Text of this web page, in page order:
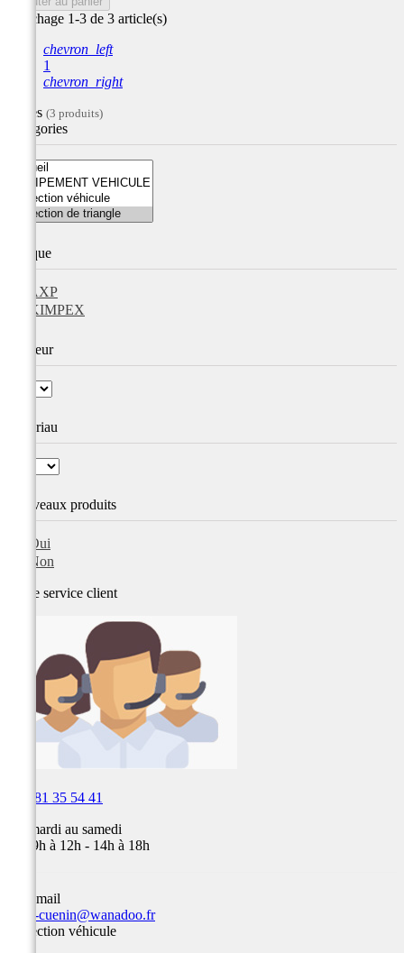
Affichage 1-3 de 3 article(s)
chevron_left
1
chevron_right
Filtres (3 produits)
Catégories
Marque
AXP
KIMPEX
Couleur
Matériau
Nouveaux produits
Oui
Non
Notre service client
03 81 35 54 41
Du mardi au samedi
de 09h à 12h - 14h à 18h
Par email
team-cuenin@wanadoo.fr
Protection véhicule